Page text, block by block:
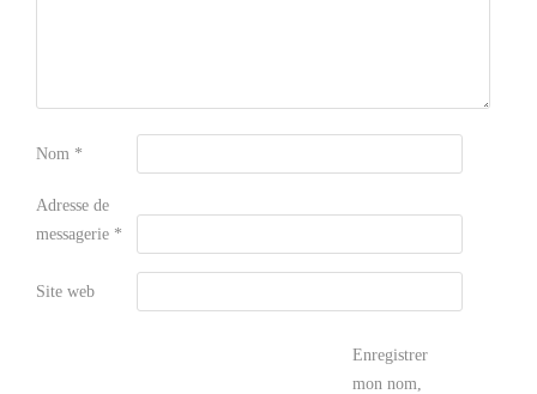
Nom *
Adresse de
messagerie *
Site web
Enregistrer
mon nom,